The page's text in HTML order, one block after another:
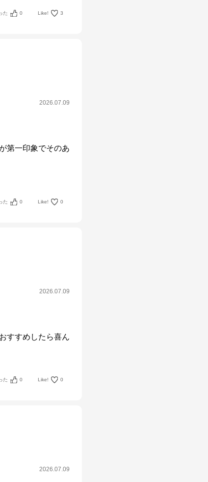
た 0 Like! 3
2026.07.09
第一印象でそのあ
た 0 Like! 0
2026.07.09
すすめしたら喜ん
た 0 Like! 0
2026.07.09